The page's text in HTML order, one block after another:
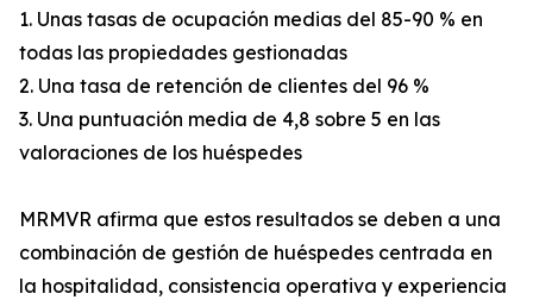
1. Unas tasas de ocupación medias del 85-90 % en
todas las propiedades gestionadas
2. Una tasa de retención de clientes del 96 %
3. Una puntuación media de 4,8 sobre 5 en las
valoraciones de los huéspedes
MRMVR afirma que estos resultados se deben a una
combinación de gestión de huéspedes centrada en
la hospitalidad, consistencia operativa y experiencia